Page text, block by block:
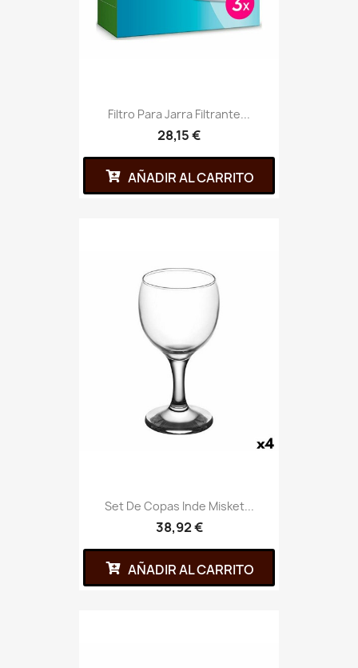
Filtro Para Jarra Filtrante...
28,15 €
AÑADIR AL CARRITO
Set De Copas Inde Misket...
38,92 €
AÑADIR AL CARRITO